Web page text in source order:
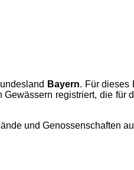
Bayern. Für dieses
registriert, die
und Genossenschaften